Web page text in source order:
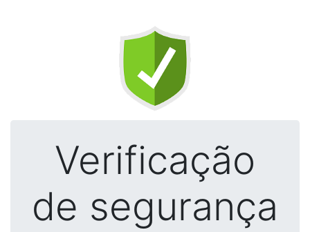
Verificação
de segurança